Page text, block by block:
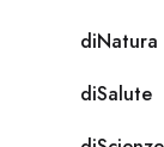
diNatura
diSalute